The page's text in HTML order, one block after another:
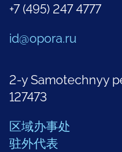
+7 (495) 247 4777
id@opora.ru
2-y Samotechnyy
127473
区域办事处
驻外代表